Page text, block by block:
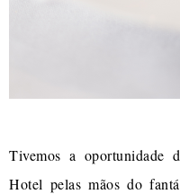
Tivemos a oportunidade
Hotel pelas mãos do